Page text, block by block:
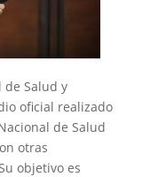
de Salud y
oficial realizado
de Salud
otras
objetivo es